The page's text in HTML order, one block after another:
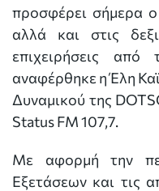
προσφέρει σήμερα
αλλά και στις
επιχειρήσεις από
αναφέρθηκε η Έλη
Δυναμικού της
Status FM 107,7.
Με αφορμή την
Εξετάσεων και τις